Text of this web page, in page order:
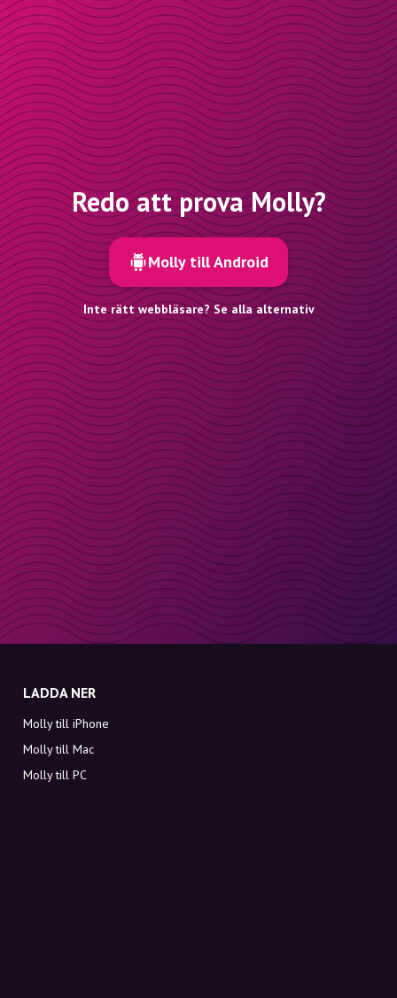
Redo att prova Molly?
Molly till Android
Inte rätt webbläsare? Se alla alternativ
LADDA NER
Molly till iPhone
Molly till Mac
Molly till PC